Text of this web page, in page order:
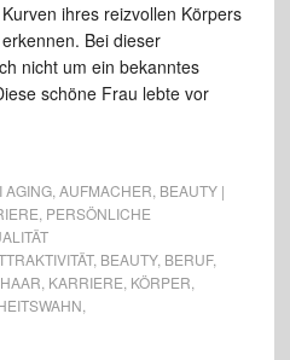
Kurven ihres reizvollen Körpers
erkennen. Bei dieser
nicht um ein bekanntes
schöne Frau lebte vor
AGING, AUFMACHER BEAUTY |
PERSÖNLICHE
, BEAUTY, BERUF,
HAAR KARRIERE KÖRPER